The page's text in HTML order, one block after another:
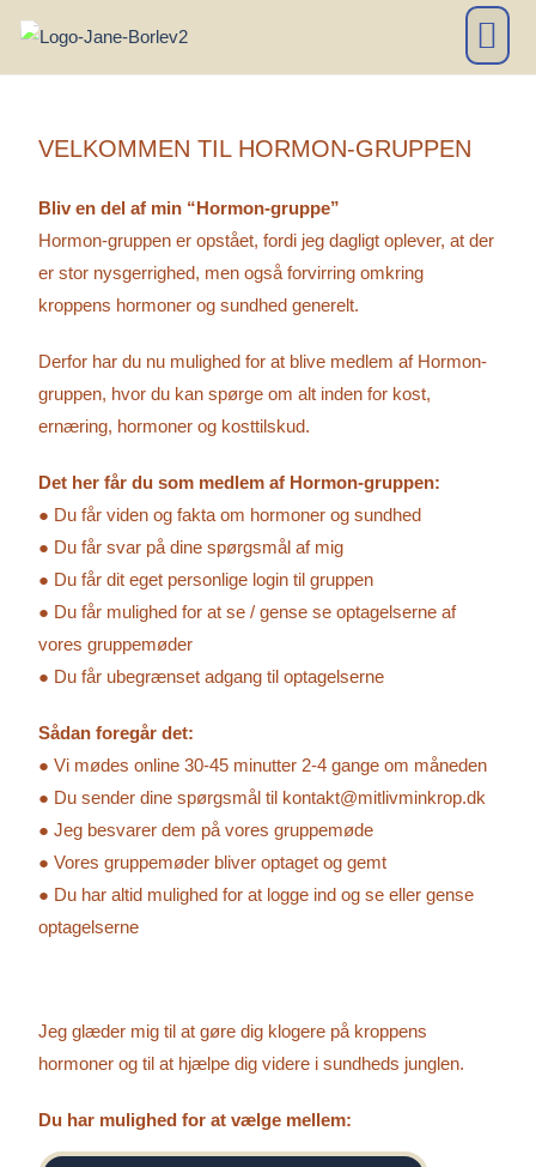
VELKOMMEN TIL HORMON-GRUPPEN
Bliv en del af min “Hormon-gruppe”
Hormon-gruppen er opstået, fordi jeg dagligt oplever, at der
er stor nysgerrighed, men også forvirring omkring
kroppens hormoner og sundhed generelt.
Derfor har du nu mulighed for at blive medlem af Hormon-
gruppen, hvor du kan spørge om alt inden for kost,
ernæring, hormoner og kosttilskud.
Det her får du som medlem af Hormon-gruppen:
● Du får viden og fakta om hormoner og sundhed
● Du får svar på dine spørgsmål af mig
● Du får dit eget personlige login til gruppen
● Du får mulighed for at se / gense se optagelserne af
vores gruppemøder
● Du får ubegrænset adgang til optagelserne
Sådan foregår det:
●Vi mødes online 30-45 minutter 2-4 gange om måneden
● Du sender dine spørgsmål til kontakt@mitlivminkrop.dk
●Jeg besvarer dem på vores gruppemøde
●Vores gruppemøder bliver optaget og gemt
● Du har altid mulighed for at logge ind og se eller gense
optagelserne
Jeg glæder mig til at gøre dig klogere på kroppens
hormoner og til at hjælpe dig videre i sundheds junglen.
Du har mulighed for at vælge mellem: